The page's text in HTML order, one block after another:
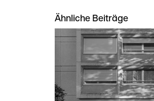
Ähnliche Beiträge